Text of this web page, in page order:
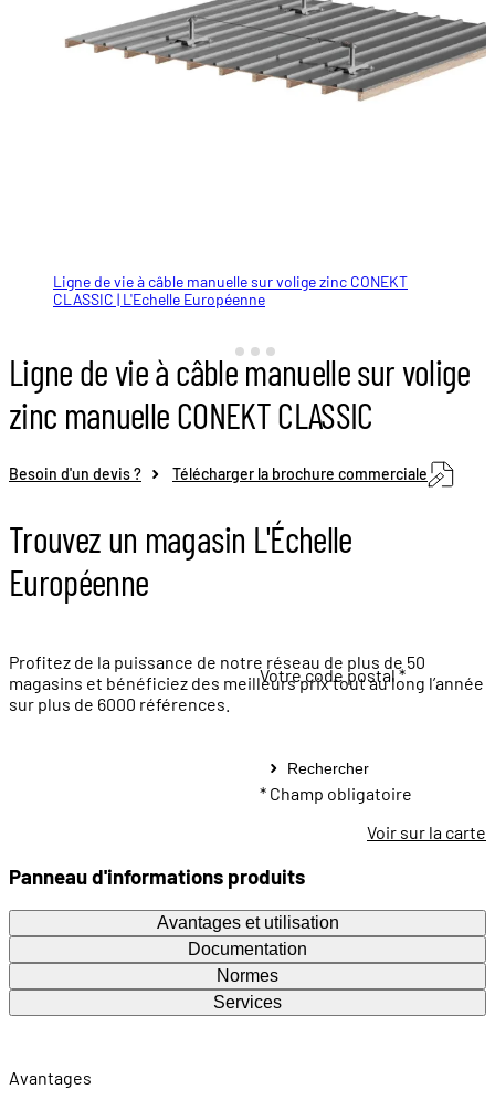
Ligne de vie à câble manuelle sur volige zinc CONEKT
CLASSIC | L'Echelle Européenne
Interface sur couverture zinc
Poteau basculant PB250
Ligne de vie à câble manuelle sur volige zinc CONEKT
CLASSIC | L'Echelle Européenne
Ligne de vie à câble manuelle sur volige
zinc manuelle CONEKT CLASSIC
Besoin d'un devis ? Télécharger la brochure commerciale
Trouvez un magasin L'Échelle
Européenne
Profitez de la puissance de notre réseau de plus de 50
magasins et bénéficiez des meilleurs prix tout au long l’année
sur plus de 6000 références.
Votre code postal *
Rechercher
* Champ obligatoire
Voir sur la carte
Panneau d'informations produits
Avantages et utilisation
Documentation
Normes
Services
Avantages